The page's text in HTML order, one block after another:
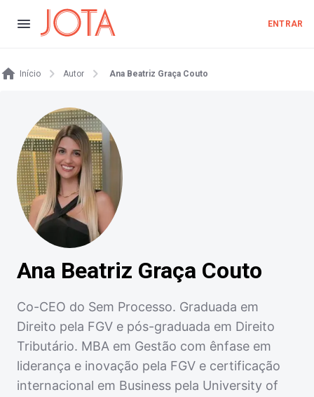
ENTRAR
Início Autor Ana Beatriz Graça Couto
Ana Beatriz Graça Couto
Co-CEO do Sem Processo. Graduada em
Direito pela FGV e pós-graduada em Direito
Tributário. MBA em Gestão com ênfase em
liderança e inovação pela FGV e certificação
internacional em Business pela University of